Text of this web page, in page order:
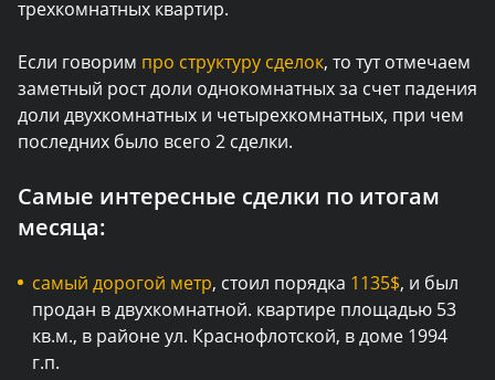
трехкомнатных квартир.
Если говорим про структуру сделок, то тут отмечаем
заметный рост доли однокомнатных за счет падения
доли двухкомнатных и четырехкомнатных, при чем
последних было всего 2 сделки.
Самые интересные сделки по итогам
месяца:
самый дорогой метр, стоил порядка 1135$, и был
продан в двухкомнатной. квартире площадью 53
кв.м., в районе ул. Краснофлотской, в доме 1994
г.п.